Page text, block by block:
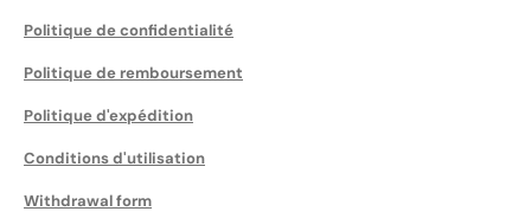
Politique de confidentialité
Politique de remboursement
Politique d'expédition
Conditions d'utilisation
Withdrawal form